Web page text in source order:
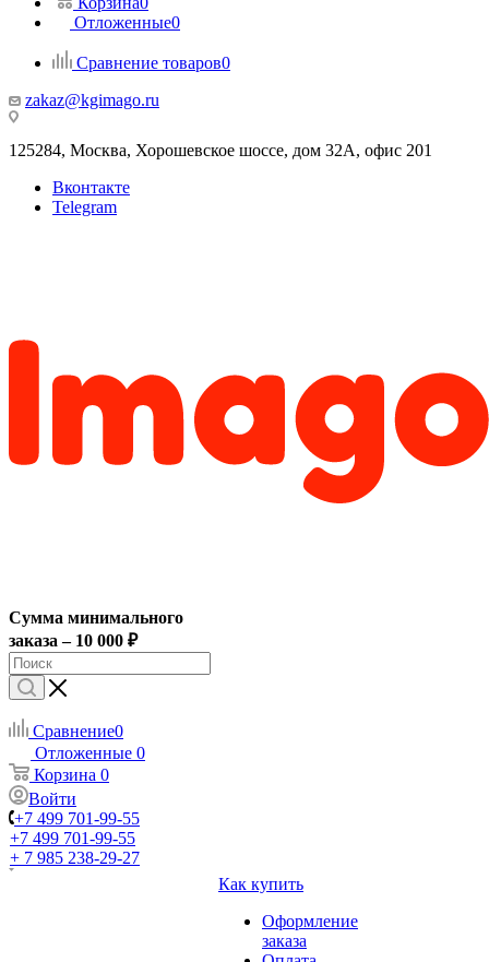
Отложенные0
Сравнение товаров0
zakaz@kgimago.ru
125284, Москва, Хорошевское шоссе, дом 32А, офис 201
Вконтакте
Telegram
Сумма минимального
заказа – 10 000 ₽
Сравнение0
Отложенные 0
Корзина 0
Войти
+7 499 701-99-55
+7 499 701-99-55
+ 7 985 238-29-27
Как купить
Оформление
заказа